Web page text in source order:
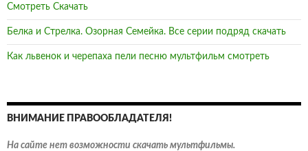
Смотреть Скачать
Белка и Стрелка. Озорная Семейка. Все серии подряд скачать
Как львенок и черепаха пели песню мультфильм смотреть
ВНИМАНИЕ ПРАВООБЛАДАТЕЛЯ!
На сайте нет возможности скачать мультфильмы.